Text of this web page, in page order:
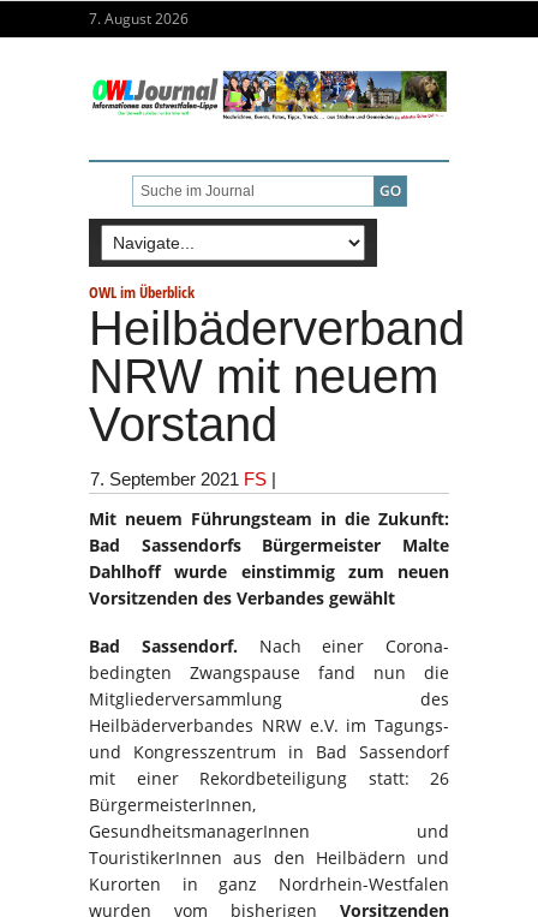
7. August 2026
OWL im Überblick
Heilbäderverband
NRW mit neuem
Vorstand
7. September 2021 FS |
Mit neuem Führungsteam in die Zukunft:
Bad Sassendorfs Bürgermeister Malte
Dahlhoff wurde einstimmig zum neuen
Vorsitzenden des Verbandes gewählt
Bad Sassendorf.Nach einer Corona-
bedingten Zwangspause fand nun die
Mitgliederversammlung des
Heilbäderverbandes NRW e.V. im Tagungs-
und Kongresszentrum in Bad Sassendorf
mit einer Rekordbeteiligung statt: 26
BürgermeisterInnen,
GesundheitsmanagerInnen und
TouristikerInnen aus den Heilbädern und
Kurorten in ganz Nordrhein-Westfalen
wurden vom bisherigen Vorsitzenden